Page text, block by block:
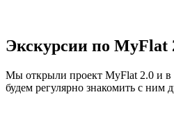
Экскурсии по MyFlat
Мы открыли проект MyFlat 2.0 и в
будем регулярно знакомить с ним